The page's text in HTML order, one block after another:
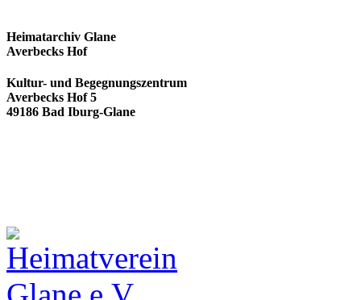
Heimatarchiv Glane
Averbecks Hof
Kultur- und Begegnungszentrum
Averbecks Hof 5
49186 Bad Iburg-Glane